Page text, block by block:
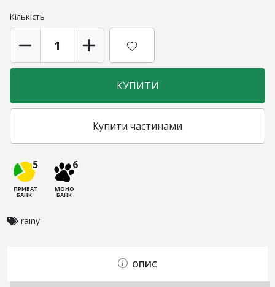
Кількість
КУПИТИ
Купити частинами
5
ПРИВАТ
БАНК
6
МОНО
БАНК
rainy
ОПИС